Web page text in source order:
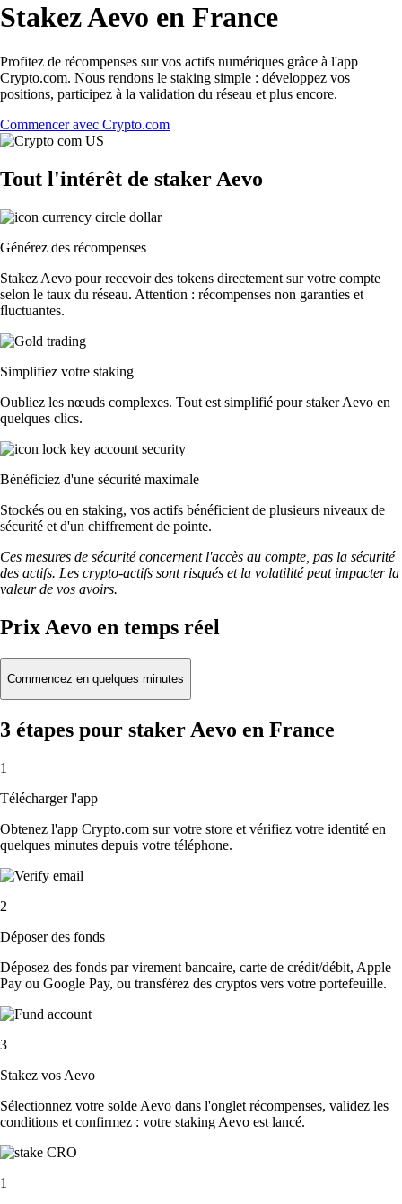
Stakez Aevo en France
Profitez de récompenses sur vos actifs numériques grâce à l'app
Crypto.com. Nous rendons le staking simple : développez vos
positions, participez à la validation du réseau et plus encore.
Commencer avec Crypto.com
Tout l'intérêt de staker Aevo
Générez des récompenses
Stakez Aevo pour recevoir des tokens directement sur votre compte
selon le taux du réseau. Attention : récompenses non garanties et
fluctuantes.
Simplifiez votre staking
Oubliez les nœuds complexes. Tout est simplifié pour staker Aevo en
quelques clics.
Bénéficiez d'une sécurité maximale
Stockés ou en staking, vos actifs bénéficient de plusieurs niveaux de
sécurité et d'un chiffrement de pointe.
Ces mesures de sécurité concernent l'accès au compte, pas la sécurité
des actifs. Les crypto-actifs sont risqués et la volatilité peut impacter la
valeur de vos avoirs.
Prix Aevo en temps réel
Commencez en quelques minutes
3 étapes pour staker Aevo en France
1
Télécharger l'app
Obtenez l'app Crypto.com sur votre store et vérifiez votre identité en
quelques minutes depuis votre téléphone.
2
Déposer des fonds
Déposez des fonds par virement bancaire, carte de crédit/débit, Apple
Pay ou Google Pay, ou transférez des cryptos vers votre portefeuille.
3
Stakez vos Aevo
Sélectionnez votre solde Aevo dans l'onglet récompenses, validez les
conditions et confirmez : votre staking Aevo est lancé.
1